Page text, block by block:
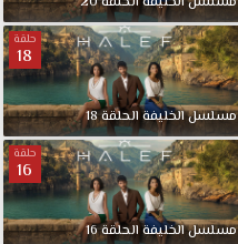
حلقة
18
مسلسل الخليفة الحلقة 18
حلقة
16
مسلسل الخليفة الحلقة 16